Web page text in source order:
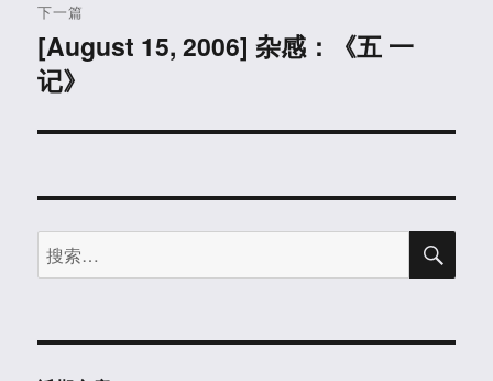
下一篇
下
篇
章：
[August 15, 2006] 杂感：《五 一
记》
搜
索：
搜